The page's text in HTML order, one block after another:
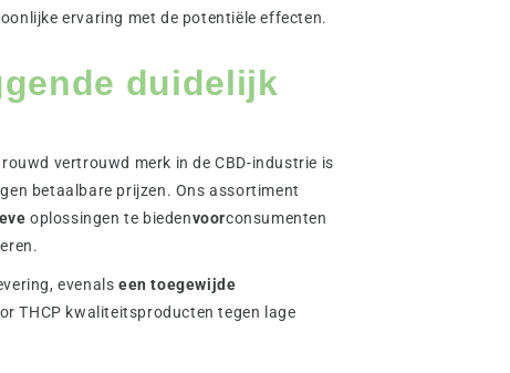
ervaring met de potentiële effecten.
duidelijk
vertrouwd merk in de CBD-industrie is
betaalbare prijzen. Ons assortiment
oplossingen te biedenvoorconsumenten
evenals een toegewijde
THCP kwaliteitsproducten tegen lage